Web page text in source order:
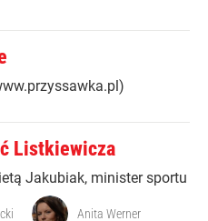
Listkiewicza
Jakubiak, minister sportu
Anita Werner